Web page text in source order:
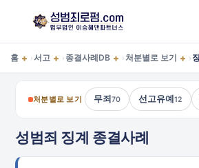
홈 + ›서고 + › 종결사례DB + › 처분별로 보기 + ›
처분별로 보기 무죄70 선고유예12
성범죄 징계 종결사례